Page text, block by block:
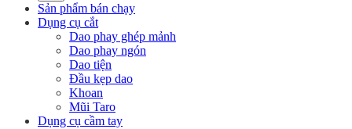
Sản phẩm bán chạy
Dụng cụ cắt
Dao phay ghép mảnh
Dao phay ngón
Dao tiện
Đầu kẹp dao
Khoan
Mũi Taro
Dụng cụ cầm tay